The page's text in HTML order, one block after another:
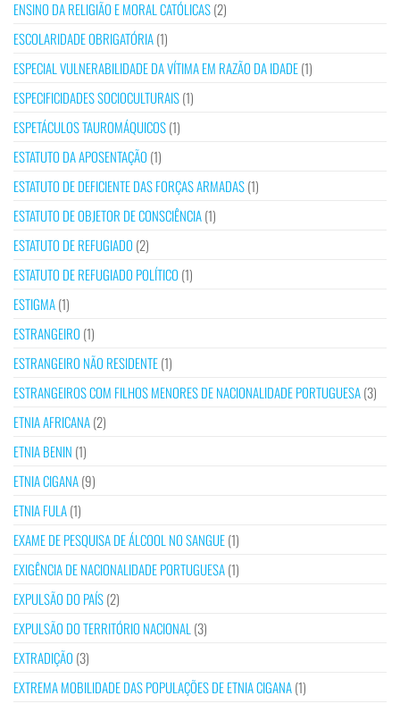
ENSINO DA RELIGIÃO E MORAL CATÓLICAS(2)
ESCOLARIDADE OBRIGATÓRIA(1)
ESPECIAL VULNERABILIDADE DA VÍTIMA EM RAZÃO DA IDADE(1)
ESPECIFICIDADES SOCIOCULTURAIS(1)
ESPETÁCULOS TAUROMÁQUICOS(1)
ESTATUTO DA APOSENTAÇÃO (1)
ESTATUTO DE DEFICIENTE DAS FORÇAS ARMADAS(1)
ESTATUTO DE OBJETOR DE CONSCIÊNCIA(1)
ESTATUTO DE REFUGIADO (2)
ESTATUTO DE REFUGIADO POLÍTICO (1)
ESTIGMA(1)
ESTRANGEIRO (1)
ESTRANGEIRO NÃO RESIDENTE(1)
ESTRANGEIROS COM FILHOS MENORES DE NACIONALIDADE PORTUGUESA(3)
ETNIA AFRICANA(2)
ETNIA BENIN (1)
ETNIA CIGANA(9)
ETNIA FULA(1)
EXAME DE PESQUISA DE ÁLCOOL NO SANGUE(1)
EXIGÊNCIA DE NACIONALIDADE PORTUGUESA(1)
EXPULSÃO DO PAÍS(2)
EXPULSÃO DO TERRITÓRIO NACIONAL (3)
EXTRADIÇÃO (3)
EXTREMA MOBILIDADE DAS POPULAÇÕES DE ETNIA CIGANA(1)